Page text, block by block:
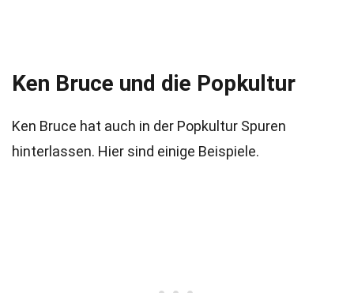
Ken Bruce und die Popkultur
Ken Bruce hat auch in der Popkultur Spuren
hinterlassen. Hier sind einige Beispiele.